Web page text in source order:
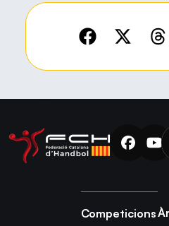
Competicions